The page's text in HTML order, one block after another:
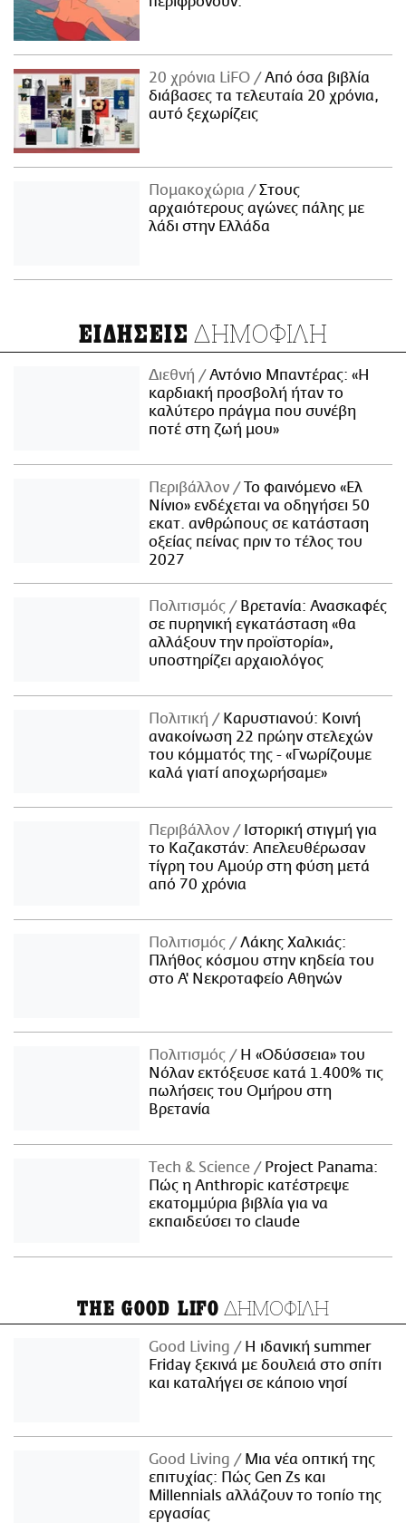
20 χρόνια LiFO
Από όσα βιβλία
διάβασες τα τελευταία 20 χρόνια,
αυτό ξεχωρίζεις
Πομακοχώρια
Στους
αρχαιότερους αγώνες πάλης με
λάδι στην Ελλάδα
ΕΙΔΗΣΕΙΣ ΔΗΜΟΦΙΛΗ
Διεθνή
Αντόνιο Μπαντέρας: «Η
καρδιακή προσβολή ήταν το
καλύτερο πράγμα που συνέβη
ποτέ στη ζωή μου»
Περιβάλλον
Το φαινόμενο «Ελ
Νίνιο» ενδέχεται να οδηγήσει 50
εκατ. ανθρώπους σε κατάσταση
οξείας πείνας πριν το τέλος του
2027
Πολιτισμός
Βρετανία: Ανασκαφές
σε πυρηνική εγκατάσταση «θα
αλλάξουν την προϊστορία»,
υποστηρίζει αρχαιολόγος
Πολιτική
Καρυστιανού: Κοινή
ανακοίνωση 22 πρώην στελεχών
του κόμματός της - «Γνωρίζουμε
καλά γιατί αποχωρήσαμε»
Περιβάλλον
Ιστορική στιγμή για
το Καζακστάν: Απελευθέρωσαν
τίγρη του Αμούρ στη φύση μετά
από 70 χρόνια
Πολιτισμός
Λάκης Χαλκιάς:
Πλήθος κόσμου στην κηδεία του
στο Α' Νεκροταφείο Αθηνών
Πολιτισμός
Η «Οδύσσεια» του
Νόλαν εκτόξευσε κατά 1.400% τις
πωλήσεις του Ομήρου στη
Βρετανία
Τech & Science
Project Panama:
Πώς η Anthropic κατέστρεψε
εκατομμύρια βιβλία για να
εκπαιδεύσει το claude
THE GOOD LIFO ΔΗΜΟΦΙΛΗ
Good Living
Η ιδανική summer
Friday ξεκινά με δουλειά στο σπίτι
και καταλήγει σε κάποιο νησί
Good Living
Μια νέα οπτική της
επιτυχίας: Πώς Gen Zs και
Millennials αλλάζουν το τοπίο της
εργασίας